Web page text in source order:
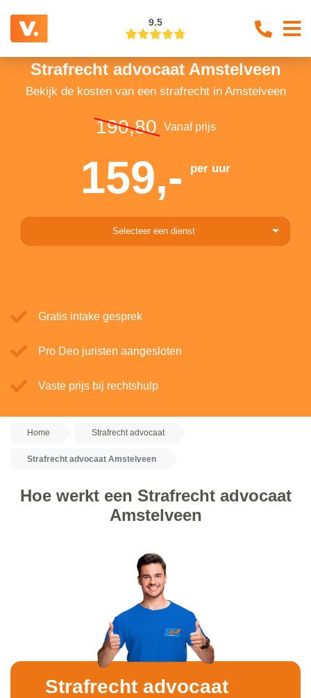
9.5
Strafrecht advocaat Amstelveen
Bekijk de kosten van een strafrecht in Amstelveen
190,80 Vanaf prijs
159,- per uur
Selecteer een dienst
Gratis intake gesprek
Pro Deo juristen aangesloten
Vaste prijs bij rechtshulp
Home Strafrecht advocaat
Strafrecht advocaat Amstelveen
Hoe werkt een Strafrecht advocaat
Amstelveen
Strafrecht advocaat